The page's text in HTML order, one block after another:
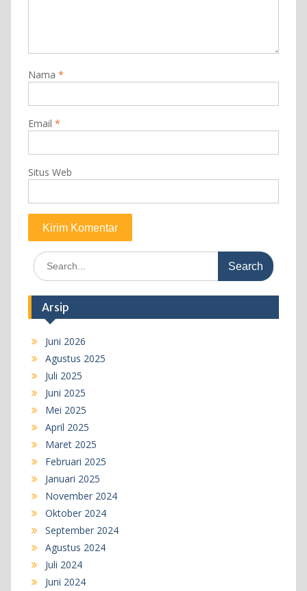
Nama *
Email *
Situs Web
Search
for:
Arsip
Juni 2026
Agustus 2025
Juli 2025
Juni 2025
Mei 2025
April 2025
Maret 2025
Februari 2025
Januari 2025
November 2024
Oktober 2024
September 2024
Agustus 2024
Juli 2024
Juni 2024